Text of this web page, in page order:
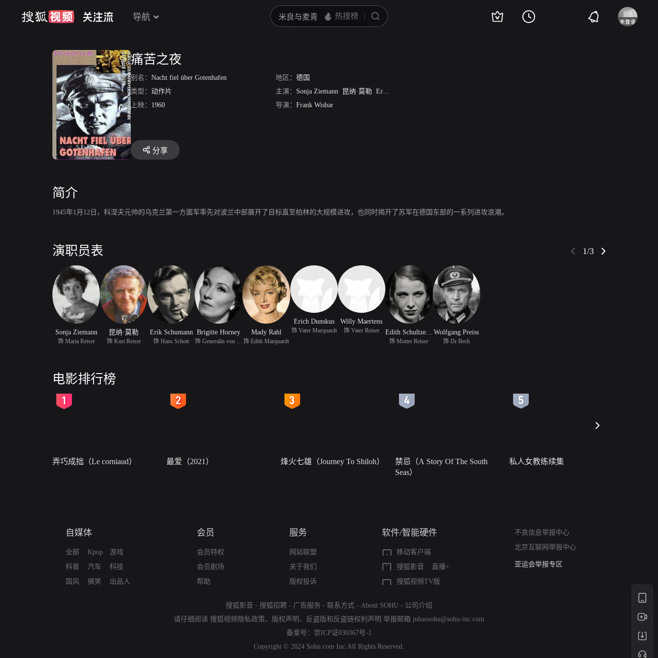
导航
痛苦之夜
别名： Nacht fiel über Gotenhafen 地区： 德国
类型： 动作片 主演： Sonja Ziemann 昆纳·莫勒 Erik Schumann
上映： 1960 导演： Frank Wisbar
分享
简介
1945年1月12日，科涅夫元帅的乌克兰第一方面军率先对波兰中部展开了目标直至柏林的大规模进攻，也同时揭开了苏军在德国东部的一系列进攻浪潮。
演职员表 1/3
Sonja Ziemann
饰 Maria Reiser
昆纳·莫勒
饰 Kurt Reiser
Erik Schumann
饰 Hans Schott
Brigitte Horney Mady Rahl
饰 Edith Marquardt
Erich Dunskus
饰 Vater Marquardt
Willy Maertens
饰 Vater Reiser Edith Schultze Westrum
饰 Mutter Reiser
Wolfgang Preiss
饰 Dr Beck
电影排行榜
弄巧成拙（Le corniaud） 最爱（2021） 烽火七雄（Journey To Shiloh）
禁忌（A Story Of The South
Seas）
私人女教练续集
自媒体
全部
科普
国风
Kpop
汽车
搞笑
游戏
科技
出品人
会员
会员特权
会员剧场
帮助
服务
网站联盟
关于我们
版权投诉
软件/智能硬件
移动客户端
搜狐影音
直播+
搜狐视频TV版
不良信息举报中心
北京互联网举报中心
算法推荐专项举报
亚运会举报专区
搜狐影音 - 搜狐招聘 - 广告服务 - 联系方式 - About SOHU - 公司介绍
请仔细阅读 搜狐视频隐私政策、 版权声明 、 反盗版和反盗链权利声明 举报邮箱 jubaosohu@sohu-inc.com
备案号： 京ICP证030367号-1
Copyright © 2024 Sohu.com Inc.All Rights Reserved.